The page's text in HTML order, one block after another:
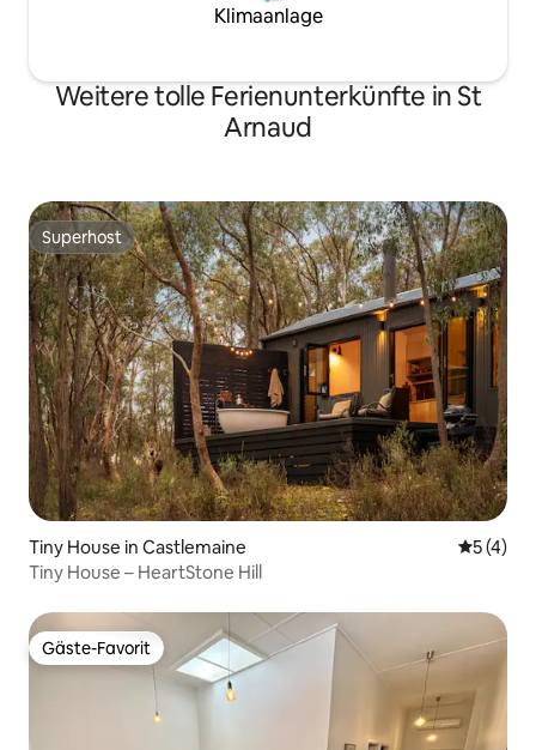
Klimaanlage
Weitere tolle Ferienunterkünfte in St
Arnaud
Superhost
Superhost
Tiny House in Castlemaine
5 (4)
Tiny House – HeartStone Hill
Gäste-Favorit
Gäste-Favorit